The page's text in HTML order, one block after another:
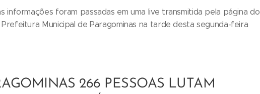
informações foram passadas em uma live transmitida pela página do
Municipal de Paragominas na tarde desta segunda-feira
266 PESSOAS LUTAM